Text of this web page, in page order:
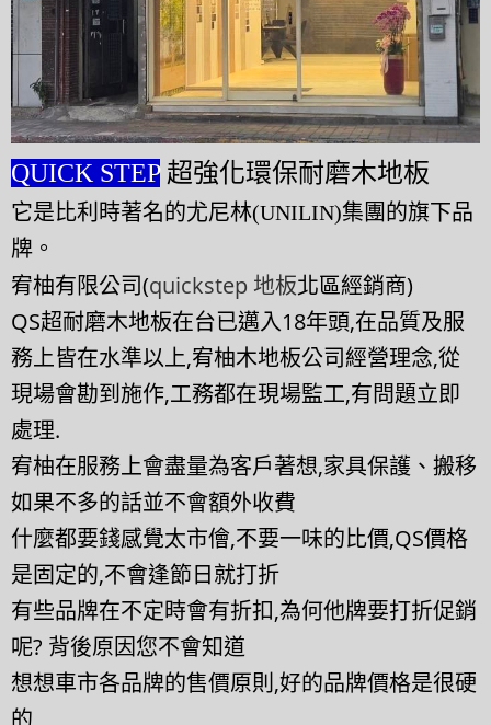
QUICK STEP 超強化環保耐磨木地板
它是比利時著名的尤尼林(UNILIN)集團的旗下品
牌。
宥柚有限公司(quickstep 地板北區經銷商)
QS超耐磨木地板在台已邁入18年頭,在品質及服
務上皆在水準以上,宥柚木地板公司經營理念,從
現場會勘到施作,工務都在現場監工,有問題立即
處理.
宥柚在服務上會盡量為客戶著想,家具保護、搬移
如果不多的話並不會額外收費
什麼都要錢感覺太市儈,不要一味的比價,QS價格
是固定的,不會逢節日就打折
有些品牌在不定時會有折扣,為何他牌要打折促銷
呢? 背後原因您不會知道
想想車市各品牌的售價原則,好的品牌價格是很硬